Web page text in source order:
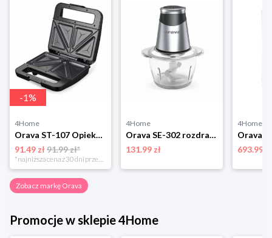
-1%
4Home
Orava ST-107 Opiekacz do kanapek
91.49 zł91.99 zł*
4Home
Orava SE-302 rozdrabniacz kuchenny
131.99 zł
4Home
693.99 zł
Zobacz markę Orava
Promocje w sklepie 4Home